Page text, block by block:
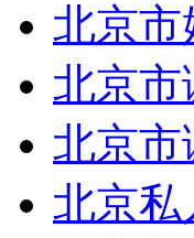
北京市
北京市
北京市
北京私